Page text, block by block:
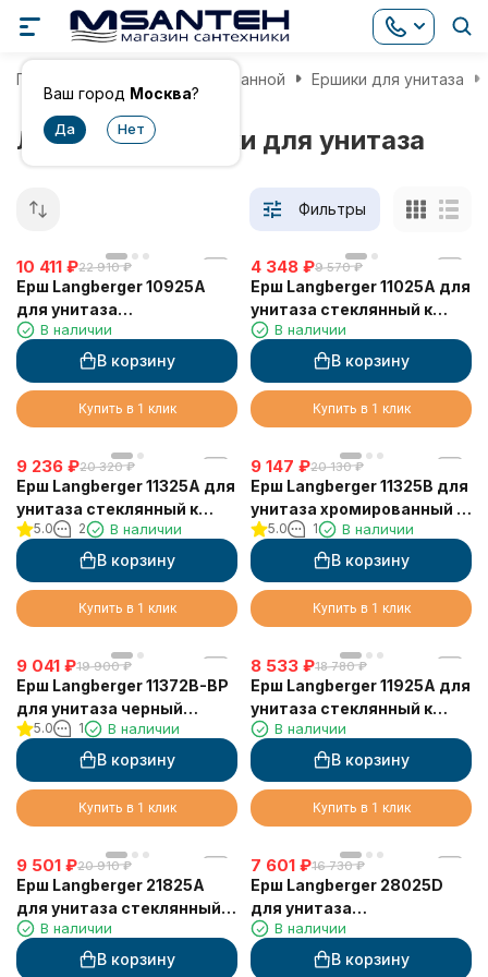
Ваш город Москва?
Главная Аксессуары для ванной Ершики для унитаза
Латунные ершики для унитаза
Фильтры
10 411 ₽22 910 ₽
Ерш Langberger 10925A
для унитаза
керамический к стене
круглый
В наличии
В корзину
Купить в 1 клик
4 348 ₽9 570 ₽
Ерш Langberger 11025A для
унитаза стеклянный к
стене круглый
В наличии
В корзину
Купить в 1 клик
9 236 ₽20 320 ₽
Ерш Langberger 11325A для
унитаза стеклянный к
стене квадратный
5.0 2 В наличии
В корзину
Купить в 1 клик
9 147 ₽20 130 ₽
Ерш Langberger 11325B для
унитаза хромированный к
стене квадратный с
крышкой
5.0 1 В наличии
В корзину
Купить в 1 клик
9 041 ₽19 900 ₽
Ерш Langberger 11372B-BP
для унитаза черный
квадратный к стене
(колба пластиковая)
5.0 1 В наличии
В корзину
Купить в 1 клик
8 533 ₽18 780 ₽
Ерш Langberger 11925A для
унитаза стеклянный к
стене квадратный
В наличии
В корзину
Купить в 1 клик
9 501 ₽20 910 ₽
Ерш Langberger 21825A
для унитаза стеклянный к
стене квадратный
В наличии
В корзину
7 601 ₽16 730 ₽
Ерш Langberger 28025D
для унитаза
хромированный к стене
В наличии
В корзину